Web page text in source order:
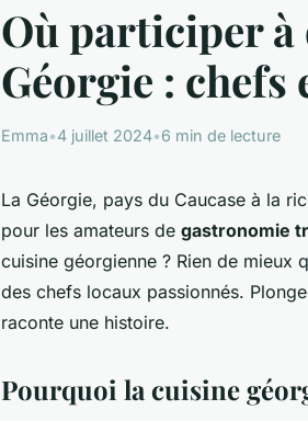
Où participer
Géorgie : chefs
Emma•4 juillet 2024•6 min de lecture
La Géorgie, pays du Caucase à la
pour les amateurs de gastronomie
cuisine géorgienne ? Rien de mieux
des chefs locaux passionnés.
raconte une histoire.
Pourquoi la cuisine